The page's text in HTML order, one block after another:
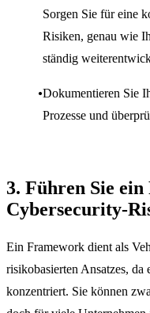
Sorgen Sie für eine
Risiken, genau wie
ständig
Dokumentieren Sie
Prozesse und
3. Führen Sie
Cybersecurity-
Ein Framework dient als
risikobasierten Ansatzes,
konzentriert. Sie können